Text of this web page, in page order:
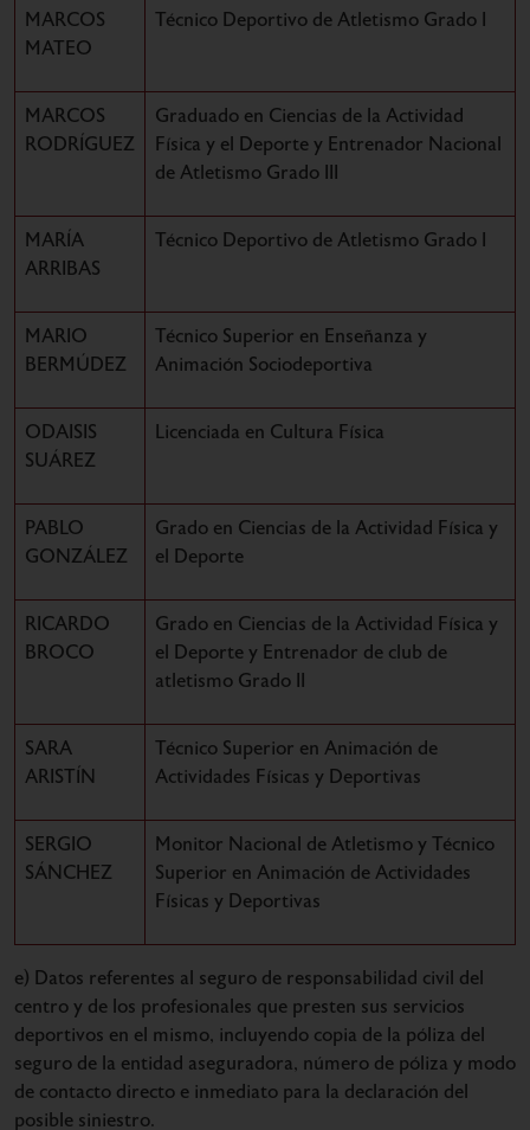
MARCOS
MATEO
Técnico Deportivo de Atletismo Grado I
MARCOS
RODRÍGUEZ
Graduado en Ciencias de la Actividad
Física y el Deporte y Entrenador Nacional
de Atletismo Grado III
MARÍA
ARRIBAS
Técnico Deportivo de Atletismo Grado I
MARIO
BERMÚDEZ
Técnico Superior en Enseñanza y
Animación Sociodeportiva
ODAISIS
SUÁREZ
Licenciada en Cultura Física
PABLO
GONZÁLEZ
Grado en Ciencias de la Actividad Física y
el Deporte
RICARDO
BROCO
Grado en Ciencias de la Actividad Física y
el Deporte y Entrenador de club de
atletismo Grado II
SARA
ARISTÍN
Técnico Superior en Animación de
Actividades Físicas y Deportivas
SERGIO
SÁNCHEZ
Monitor Nacional de Atletismo y Técnico
Superior en Animación de Actividades
Físicas y Deportivas
e) Datos referentes al seguro de responsabilidad civil del
centro y de los profesionales que presten sus servicios
deportivos en el mismo, incluyendo copia de la póliza del
seguro de la entidad aseguradora, número de póliza y modo
de contacto directo e inmediato para la declaración del
posible siniestro.